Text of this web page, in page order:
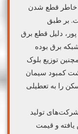
خاطر قطع شدن
بر طبق
دلیل قطع برق
برق بوده
توزیع بلوک
کمبود سیمان
را به تعطیلی
تولید
و قیمت